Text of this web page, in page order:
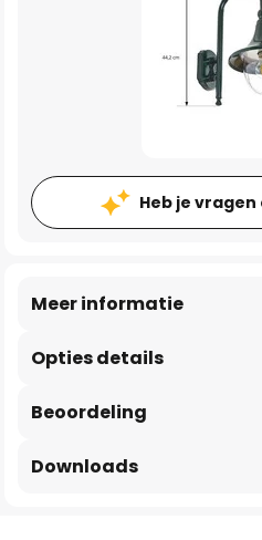
Heb je
Opties details
Meer informatie
Beoordeling
Downloads